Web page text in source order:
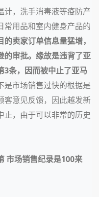
计，洗手消毒液等疫防产
常用品和室内健身产品的
的卖家订单信息量猛增，
的审批。缘故是违背了亚
3条，因而被中止了亚马
是市场销售过快的根据是
客意见反馈，因此越发新
止，由于可以非常的历史
市场销售纪录是100来